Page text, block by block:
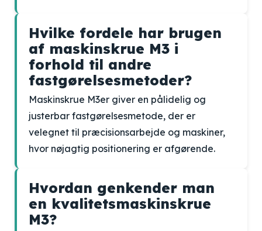
Hvilke fordele har brugen
af maskinskrue M3 i
forhold til andre
fastgørelsesmetoder?
Maskinskrue M3er giver en pålidelig og
justerbar fastgørelsesmetode, der er
velegnet til præcisionsarbejde og maskiner,
hvor nøjagtig positionering er afgørende.
Hvordan genkender man
en kvalitetsmaskinskrue
M3?